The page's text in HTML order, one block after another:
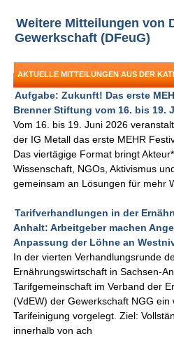
Weitere Mitteilungen von
Gewerkschaft (DFeuG)
AKTUELLE MITTEILUNGEN AUS DER
Aufgabe: Zukunft! Das erste
Brenner Stiftung vom 16. bis 19.
Vom 16. bis 19. Juni 2026
der IG Metall das erste MEHR
Das viertägige Format bringt
Wissenschaft, NGOs, Aktivismus
gemeinsam an Lösungen für mehr
Tarifverhandlungen in der
Anhalt: Arbeitgeber machen
Anpassung der Löhne an
In der vierten Verhandlungsrunde
Ernährungswirtschaft in Sachsen-
Tarifgemeinschaft im Verband der
(VdEW) der Gewerkschaft NGG
Tarifeinigung vorgelegt. Ziel:
innerhalb von ach